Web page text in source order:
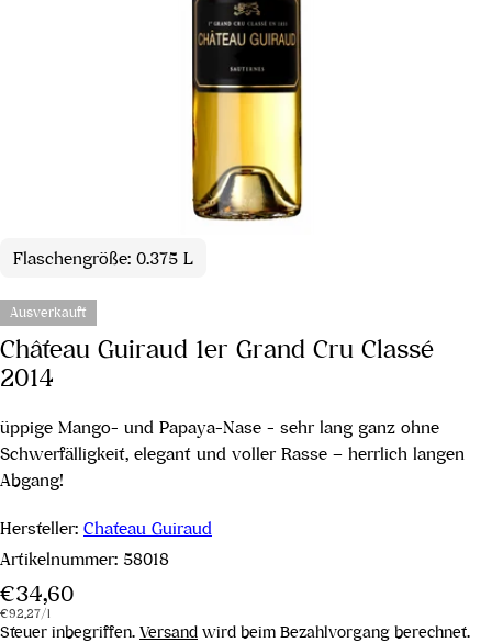
Flaschengröße: 0.375 L
Ausverkauft
Château Guiraud 1er Grand Cru Classé
2014
üppige Mango- und Papaya-Nase - sehr lang ganz ohne
Schwerfälligkeit, elegant und voller Rasse – herrlich langen
Abgang!
Hersteller: Chateau Guiraud
Artikelnummer: 58018
Regulärer
Preis
€34,60
Stückpreis
€92,27/pro
l
Steuer inbegriffen. Versand wird beim Bezahlvorgang berechnet.